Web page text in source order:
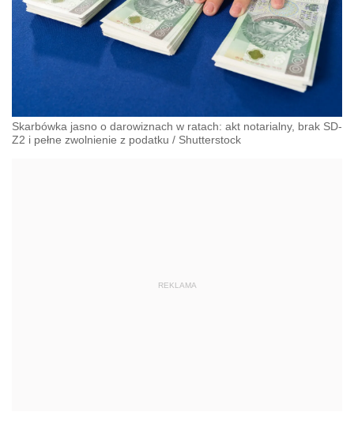
Skarbówka jasno o darowiznach w ratach: akt notarialny, brak SD-
Z2 i pełne zwolnienie z podatku / Shutterstock